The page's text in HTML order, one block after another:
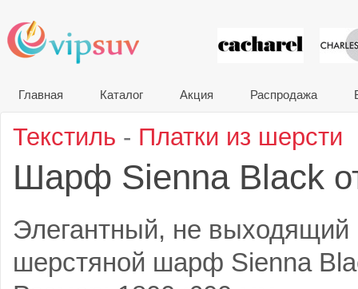
VIP
Главная Каталог Акция Распродажа
Текстиль - Платки из шерсти
Шарф Sienna Black
Элегантный, не выходящий
шерстяной шарф Sienna